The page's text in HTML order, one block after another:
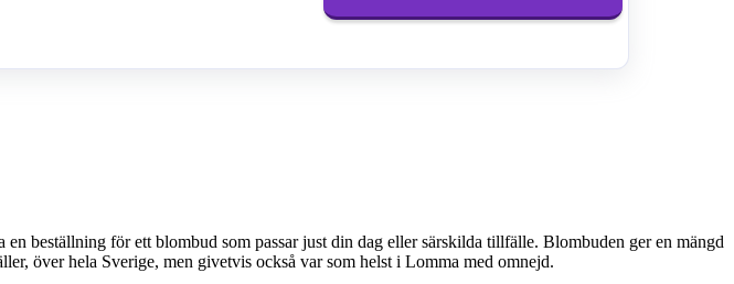
ett blombud som passar just din dag eller särskilda tillfälle. Blombuden ger en mängd
över hela Sverige, men givetvis också var som helst i Lomma med omnejd.